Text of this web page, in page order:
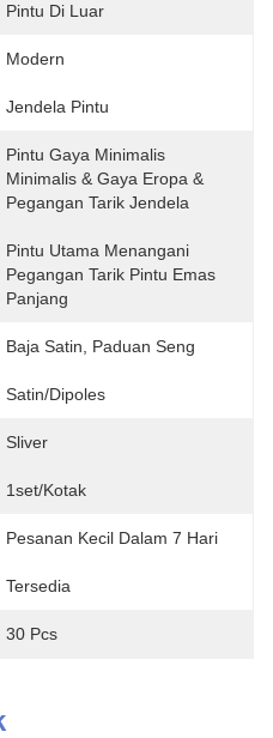
Pintu Di Luar
Modern
Jendela Pintu
Pintu Gaya Minimalis
Minimalis & Gaya Eropa &
Pegangan Tarik Jendela
Pintu Utama Menangani
Pegangan Tarik Pintu Emas
Panjang
Baja Satin, Paduan Seng
Satin/Dipoles
Sliver
1set/kotak
Pesanan Kecil Dalam 7 Hari
Tersedia
30 Pcs